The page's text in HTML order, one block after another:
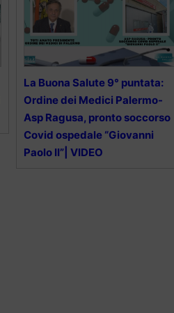
La Buona Salute 9° puntata:
Ordine dei Medici Palermo-
Asp Ragusa, pronto soccorso
Covid ospedale “Giovanni
Paolo II”| VIDEO